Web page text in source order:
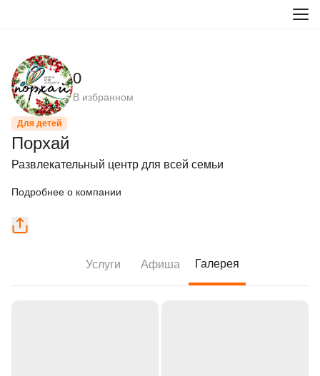
0
В избранном
Для детей
Порхай
Развлекательный центр для всей семьи
Подробнее о компании
Услуги Афиша Галерея